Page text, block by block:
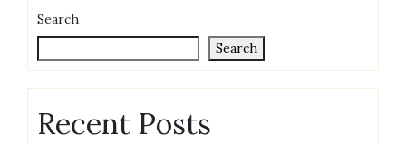
Search
Search
Recent Posts